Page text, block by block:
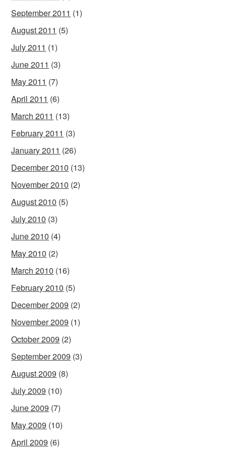
September 2011 (1)
August 2011 (5)
July 2011 (1)
June 2011 (3)
May 2011 (7)
April 2011 (6)
March 2011 (13)
February 2011 (3)
January 2011 (26)
December 2010 (13)
November 2010 (2)
August 2010 (5)
July 2010 (3)
June 2010 (4)
May 2010 (2)
March 2010 (16)
February 2010 (5)
December 2009 (2)
November 2009 (1)
October 2009 (2)
September 2009 (3)
August 2009 (8)
July 2009 (10)
June 2009 (7)
May 2009 (10)
April 2009 (6)